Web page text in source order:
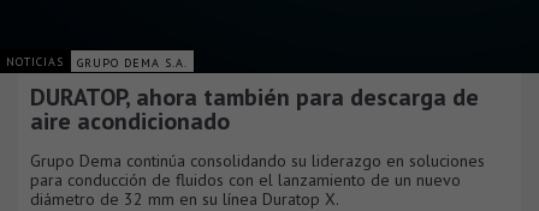
NOTICIAS GRUPO DEMA S.A.
DURATOP, ahora también para descarga de
aire acondicionado
Grupo Dema continúa consolidando su liderazgo en soluciones
para conducción de fluidos con el lanzamiento de un nuevo
diámetro de 32 mm en su línea Duratop X.